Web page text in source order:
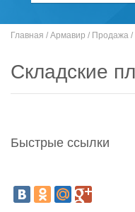
Главная / Армавир / Продажа /
Складские
Быстрые ссылки